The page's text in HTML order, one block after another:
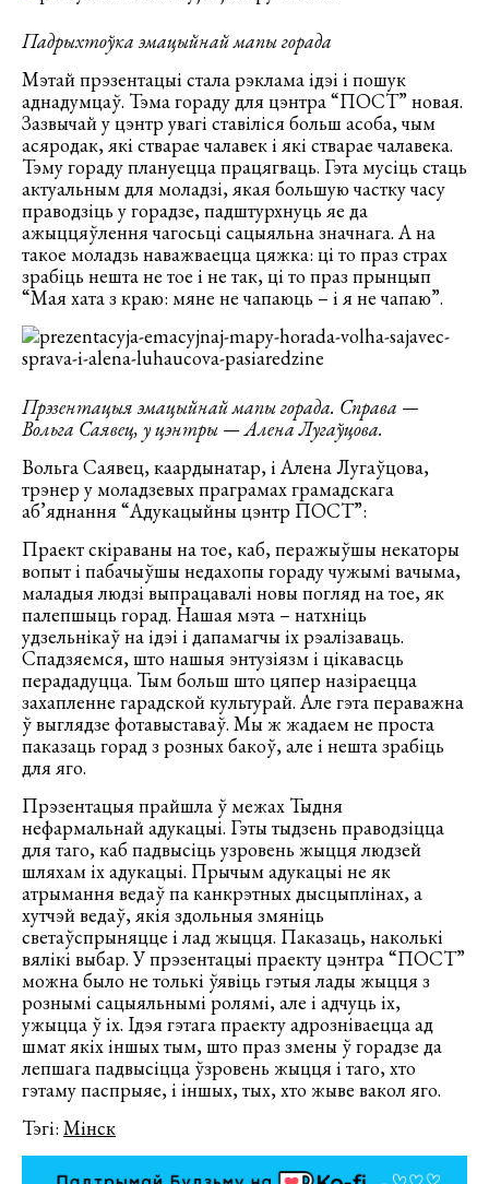
Падрыхтоўка эмацыйнай мапы горада
Мэтай прэзентацыі стала рэклама ідэі і пошук
аднадумцаў. Тэма гораду для цэнтра “ПОСТ” новая.
Зазвычай у цэнтр увагі ставіліся больш асоба, чым
асяродак, які стварае чалавек і які стварае чалавека.
Тэму гораду плануецца працягваць. Гэта мусіць стаць
актуальным для моладзі, якая большую частку часу
праводзіць у горадзе, падштурхнуць яе да
ажыццяўлення чагосьці сацыяльна значнага. А на
такое моладзь наважваецца цяжка: ці то праз страх
зрабіць нешта не тое і не так, ці то праз прынцып
“Мая хата з краю: мяне не чапаюць – і я не чапаю”.
Прэзентацыя эмацыйнай мапы горада. Справа —
Вольга Саявец, у цэнтры — Алена Лугаўцова.
Вольга Саявец, каардынатар, і Алена Лугаўцова,
трэнер у моладзевых праграмах грамадскага
аб’яднання “Адукацыйны цэнтр ПОСТ”:
Праект скіраваны на тое, каб, перажыўшы некаторы
вопыт і пабачыўшы недахопы гораду чужымі вачыма,
маладыя людзі выпрацавалі новы погляд на тое, як
палепшыць горад. Нашая мэта – натхніць
удзельнікаў на ідэі і дапамагчы іх рэалізаваць.
Спадзяемся, што нашыя энтузіязм і цікавасць
перададуцца. Тым больш што цяпер назіраецца
захапленне гарадской культурай. Але гэта пераважна
ў выглядзе фотавыставаў. Мы ж жадаем не проста
паказаць горад з розных бакоў, але і нешта зрабіць
для яго.
Прэзентацыя прайшла ў межах Тыдня
нефармальнай адукацыі. Гэты тыдзень праводзіцца
для таго, каб падвысіць узровень жыцця людзей
шляхам іх адукацыі. Прычым адукацыі не як
атрымання ведаў па канкрэтных дысцыплінах, а
хутчэй ведаў, якія здольныя змяніць
светаўспрыняцце і лад жыцця. Паказаць, наколькі
вялікі выбар. У прэзентацыі праекту цэнтра “ПОСТ”
можна было не толькі ўявіць гэтыя лады жыцця з
рознымі сацыяльнымі ролямі, але і адчуць іх,
ужыцца ў іх. Ідэя гэтага праекту адрозніваецца ад
шмат якіх іншых тым, што праз змены ў горадзе да
лепшага падвысіцца ўзровень жыцця і таго, хто
гэтаму паспрыяе, і іншых, тых, хто жыве вакол яго.
Тэгі: Мінск